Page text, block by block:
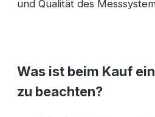
und Qualität des
Was ist beim Kauf
zu beachten?